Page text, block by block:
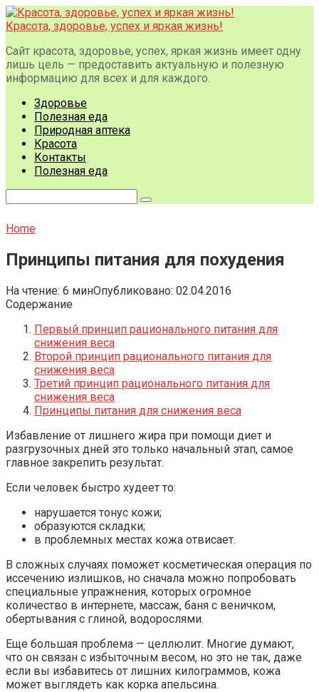
Перейти
к
Красота, здоровье, успех и яркая жизнь!
Сайт красота, здоровье, успех, яркая жизнь имеет одну
лишь цель — предоставить актуальную и полезную
информацию для всех и для каждого.
Здоровье
Полезная еда
Природная аптека
Красота
Контакты
Полезная еда
Home
Принципы питания для похудения
На чтение: 6 минОпубликовано: 02.04.2016
Содержание
Первый принцип рационального питания для
снижения веса
Второй принцип рационального питания для
снижения веса
Третий принцип рационального питания для
снижения веса
Принципы питания для снижения веса
Избавление от лишнего жира при помощи диет и
разгрузочных дней это только начальный этап, самое
главное закрепить результат.
Если человек быстро худеет то:
нарушается тонус кожи;
образуются складки;
в проблемных местах кожа отвисает.
В сложных случаях поможет косметическая операция по
иссечению излишков, но сначала можно попробовать
специальные упражнения, которых огромное
количество в интернете, массаж, баня с веничком,
обертывания с глиной, водорослями.
Еще большая проблема — целлюлит. Многие думают,
что он связан с избыточным весом, но это не так, даже
если вы избавитесь от лишних килограммов, кожа
может выглядеть как корка апельсина.